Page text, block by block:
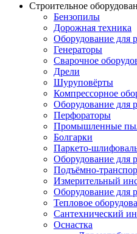
Строительное
Бензопилы
Дорожная техника
Оборудование для
Генераторы
Сварочное
Дрели
Шуруповёрты
Компрессорное
Оборудование для
Перфораторы
Промышленные
Болгарки
Паркето-
Оборудование для
Подъёмно-
Измерительный
Оборудование для
Тепловое
Сантехнический
Оснастка